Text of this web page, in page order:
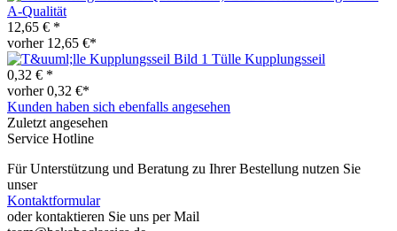
A-Qualität
12,65 € *
vorher 12,65 €*
Tülle Kupplungsseil
0,32 € *
vorher 0,32 €*
Kunden haben sich ebenfalls angesehen
Zuletzt angesehen
Service Hotline
Für Unterstützung und Beratung zu Ihrer Bestellung nutzen Sie
unser
Kontaktformular
oder kontaktieren Sie uns per Mail